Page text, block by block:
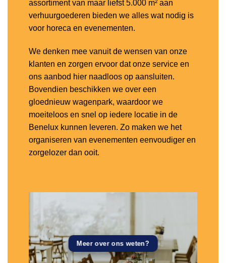
assortiment van maar liefst 5.000 m² aan
verhuurgoederen bieden we alles wat nodig is
voor horeca en evenementen.
We denken mee vanuit de wensen van onze
klanten en zorgen ervoor dat onze service en
ons aanbod hier naadloos op aansluiten.
Bovendien beschikken we over een
gloednieuw wagenpark, waardoor we
moeiteloos en snel op iedere locatie in de
Benelux kunnen leveren. Zo maken we het
organiseren van evenementen eenvoudiger en
zorgelozer dan ooit.
Meer over ons weten?